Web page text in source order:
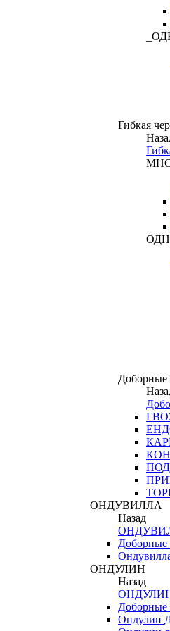
Гибкая
Доборные
ОНДУВИЛЛА
Назад
Доборные
ОНДУЛИН
Назад
Доборные
Ондулин